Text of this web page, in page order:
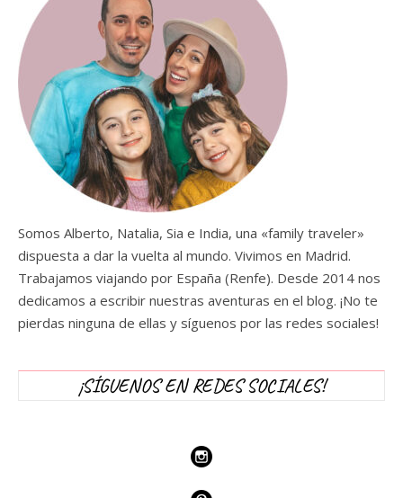
Somos Alberto, Natalia, Sia e India, una «family traveler»
dispuesta a dar la vuelta al mundo. Vivimos en Madrid.
Trabajamos viajando por España (Renfe). Desde 2014 nos
dedicamos a escribir nuestras aventuras en el blog. ¡No te
pierdas ninguna de ellas y síguenos por las redes sociales!
¡SÍGUENOS EN REDES SOCIALES!